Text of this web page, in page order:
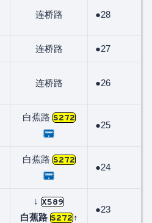
连桥路 ●28
连桥路 ●27
连桥路 ●26
白蕉路 S272
●25
白蕉路 S272
●24
↓ X589
白蕉路 S272↑
●23